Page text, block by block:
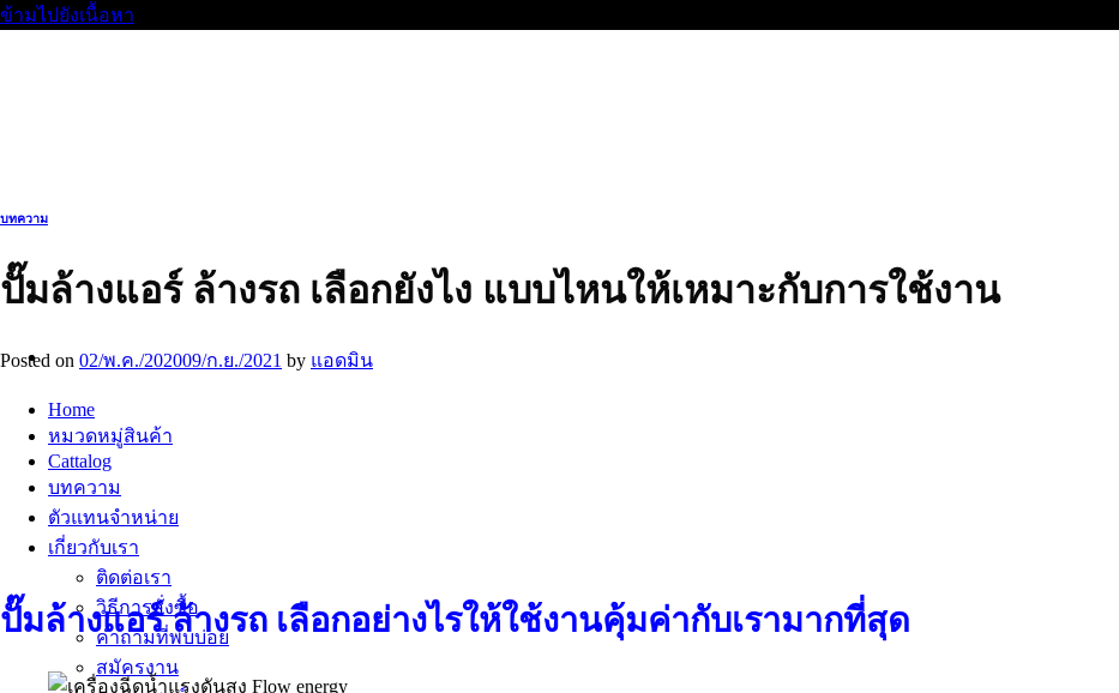
ข้ามไปยังเนื้อหา
Home
หมวดหมู่สินค้า
Cattalog
บทความ
ตัวแทนจำหน่าย
เกี่ยวกับเรา
ติดต่อเรา
วิธีการสั่งซื้อ
คำถามที่พบบ่อย
สมัครงาน
บทความ
ปั๊มล้างแอร์ ล้างรถ เลือกยังไง แบบไหนให้เหมาะกับการใช้งาน
Posted on 02/พ.ค./202009/ก.ย./2021 by แอดมิน
ปั๊มล้างแอร์ ล้างรถ เลือกอย่างไรให้ใช้งานคุ้มค่ากับเรามากที่สุด